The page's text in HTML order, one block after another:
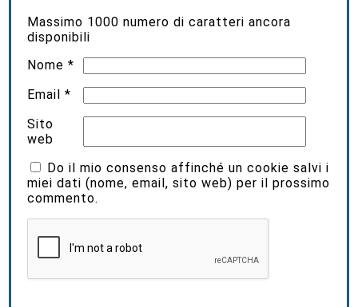
Massimo 1000 numero di caratteri ancora
disponibili
Nome*
Email*
Sito
web
Do il mio consenso affinché un cookie salvi i
miei dati (nome, email, sito web) per il prossimo
commento.